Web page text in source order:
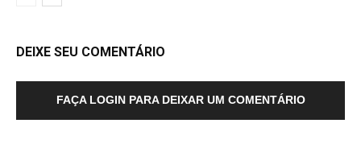
DEIXE SEU COMENTÁRIO
FAÇA LOGIN PARA DEIXAR UM COMENTÁRIO